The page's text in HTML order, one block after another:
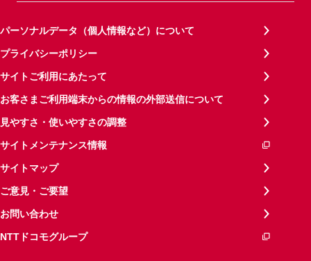
パーソナルデータ（個人情報など）について
プライバシーポリシー
サイトご利用にあたって
お客さまご利用端末からの情報の外部送信について
見やすさ・使いやすさの調整
サイトメンテナンス情報
サイトマップ
ご意見・ご要望
お問い合わせ
NTTドコモグループ